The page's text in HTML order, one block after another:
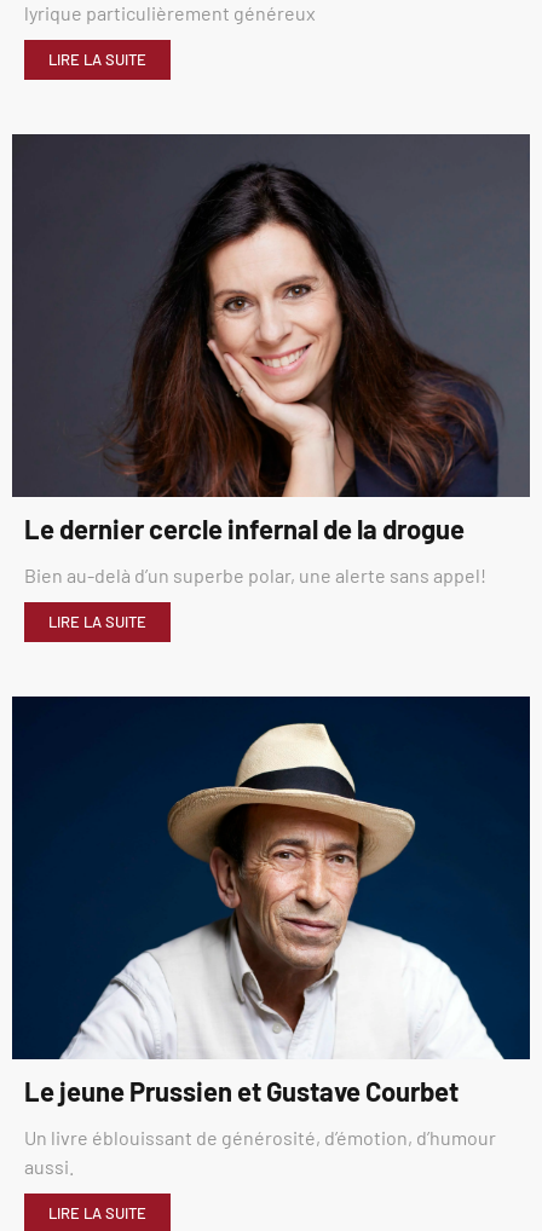
lyrique particulièrement généreux
LIRE LA SUITE
Le dernier cercle infernal de la drogue
Bien au-delà d’un superbe polar, une alerte sans appel!
LIRE LA SUITE
Le jeune Prussien et Gustave Courbet
Un livre éblouissant de générosité, d’émotion, d’humour
aussi.
LIRE LA SUITE